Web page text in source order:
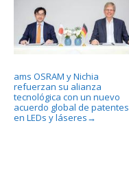
ams OSRAM y Nichia
refuerzan su alianza
tecnológica con un nuevo
acuerdo global de patentes
en LEDs y láseres →